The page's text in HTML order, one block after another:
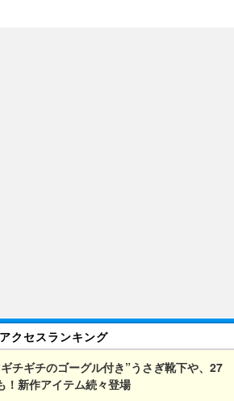
アクセスランキング
ギチギチのゴーグル付き”うさぎ靴下や、27
！新作アイテム続々登場